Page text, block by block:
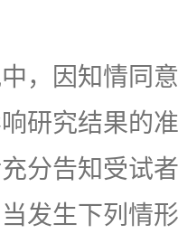
，因知情同
研究结果的
分告知受试
发生下列情